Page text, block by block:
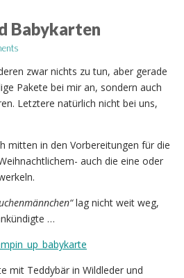
Babykarten
zwar nichts zu tun, aber gerade
Pakete bei mir an, sondern auch
Letztere natürlich nicht bei uns,
mitten in den Vorbereitungen für die
auch die eine oder
lag nicht weit weg,
…
mit Teddybär in Wildleder und